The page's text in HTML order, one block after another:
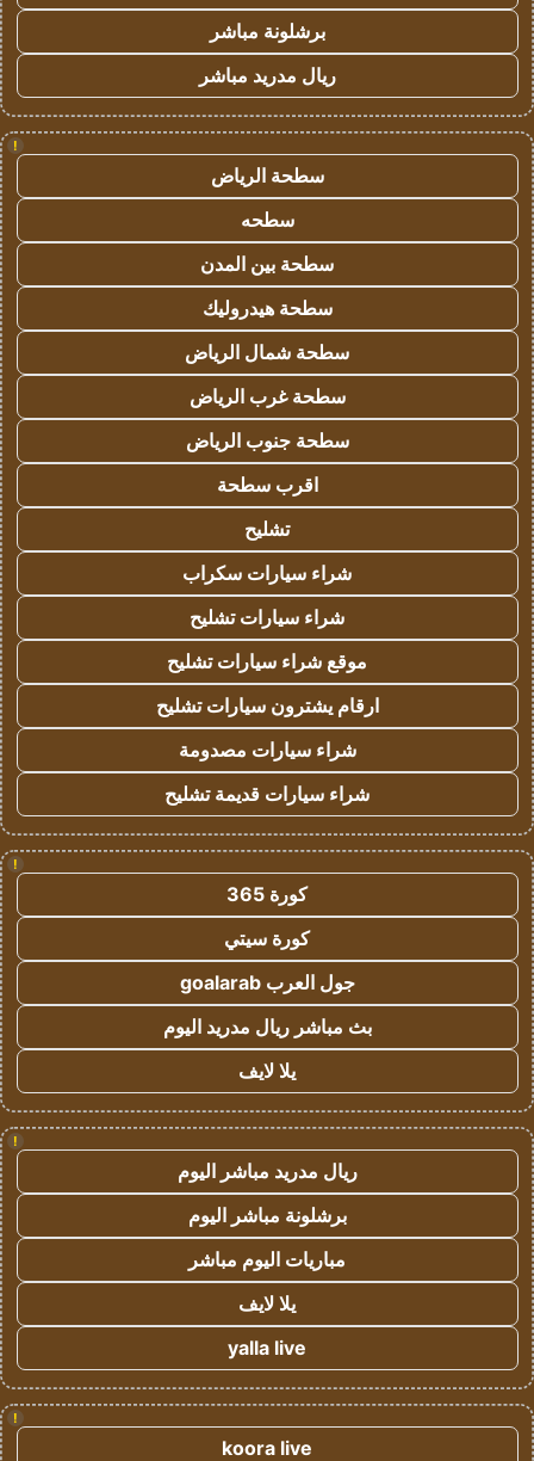
برشلونة مباشر
ريال مدريد مباشر
!
سطحة الرياض
سطحه
سطحة بين المدن
سطحة هيدروليك
سطحة شمال الرياض
سطحة غرب الرياض
سطحة جنوب الرياض
اقرب سطحة
تشليح
شراء سيارات سكراب
شراء سيارات تشليح
موقع شراء سيارات تشليح
ارقام يشترون سيارات تشليح
شراء سيارات مصدومة
شراء سيارات قديمة تشليح
!
كورة 365
كورة سيتي
جول العرب goalarab
بث مباشر ريال مدريد اليوم
يلا لايف
!
ريال مدريد مباشر اليوم
برشلونة مباشر اليوم
مباريات اليوم مباشر
يلا لايف
yalla live
!
koora live